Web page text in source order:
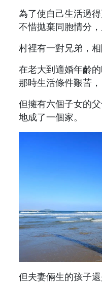
為了使自己生活過
不惜拋棄同胞情分，
村裡有一對兄弟，相
在老大到適婚年齡
那時生活條件艱苦，
但擁有六個子女的
地成了一個家。
但夫妻倆生的孩子